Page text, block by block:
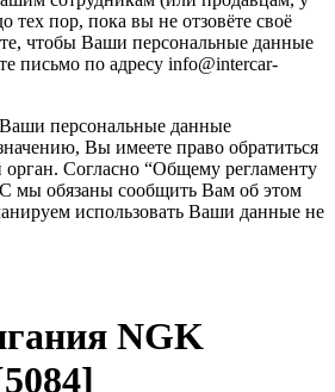
тех пор, пока вы не отзовёте своё
чтобы Ваши персональные данные
письмо по адресу info@intercar-
персональные данные
Вы имеете право обратиться
Согласно “Общему регламенту
мы обязаны сообщить Вам об этом
использовать Ваши данные не
NGK